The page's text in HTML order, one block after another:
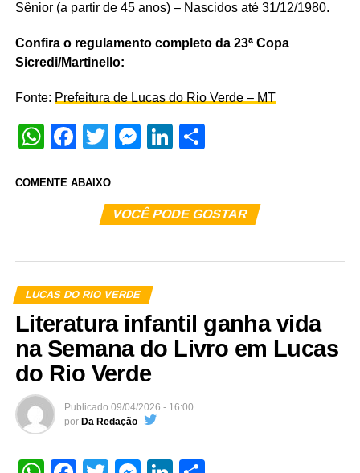
Sênior (a partir de 45 anos) – Nascidos até 31/12/1980.
Confira o regulamento completo da 23ª Copa
Sicredi/Martinello:
Fonte: Prefeitura de Lucas do Rio Verde – MT
WhatsApp
Facebook
TwitterMessenger
LinkedIn
COMENTE ABAIXO
VOCÊ PODE GOSTAR
LUCAS DO RIO VERDE
Literatura infantil ganha vida
na Semana do Livro em Lucas
do Rio Verde
Publicado 09/04/2026 - 16:00
por Da Redação